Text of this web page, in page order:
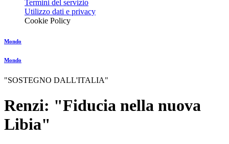
Termini del servizio
Utilizzo dati e privacy
Cookie Policy
Mondo
Mondo
"SOSTEGNO DALL'ITALIA"
Renzi: "Fiducia nella nuova
Libia"